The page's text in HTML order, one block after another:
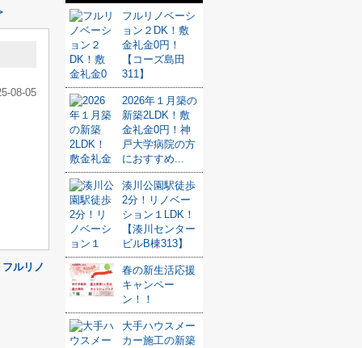
08-05
ルリノ
フルリノベーシ
ョン２DK！敷
金礼金0円！
【コーズ島田
311】
2026年１月築の
新築2LDK！敷
金礼金0円！神
戸大学病院の方
におすすめ...
湊川公園駅徒歩
2分！リノベー
ション１LDK！
【湊川センター
ビルB棟313】
春の新生活応援
キャンペー
ン！！
大手ハウスメー
カー施工の新築